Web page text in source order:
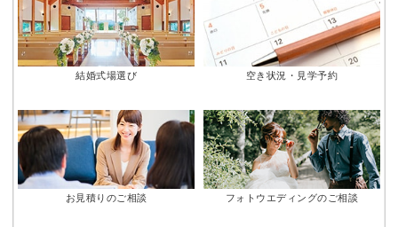
結婚式場選び 空き状況・見学予約
お見積りのご相談 フォトウエディングのご相談